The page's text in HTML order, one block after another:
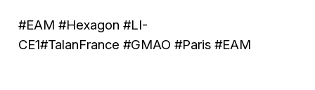
#EAM #Hexagon #LI-
CE1#TalanFrance #GMAO #Paris #EAM